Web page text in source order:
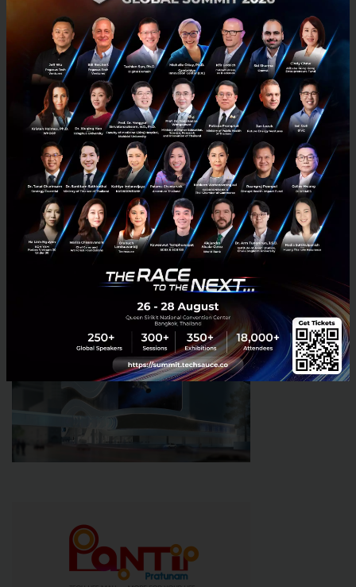
ใหม่ที่ตอบโจทย์ไลฟ์สไตล์มากขึ้น โดยตั้งเป้าว่าจะไม่ใช่
ศูนย์การค้าที่คุณมาเมื่ออยากซื้อหรืออยากซ่อมสินค้า แต่
จะเป็นศูนย์การค้าที่คุณจะอยากมาบ่อยๆ ทั้งการมา
เพลิดเพลินสนุกสนาน และการได้มาดูเรื่องธุรกิจไปด้วย
นายณภัทร เจริญกุล กรรมการผู้จัดการกลุ่มรีเทล บริษัท ที
ซีซี แลนด์ แอสเสท เวิรด์ จำกัด อธิบาย